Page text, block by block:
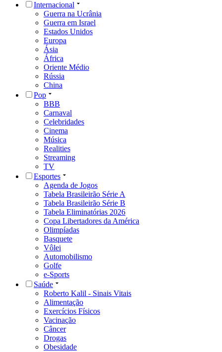
Internacional
Guerra na Ucrânia
Guerra em Israel
Estados Unidos
Europa
Ásia
África
Oriente Médio
Rússia
China
Pop
BBB
Carnaval
Celebridades
Cinema
Música
Realities
Streaming
TV
Esportes
Agenda de Jogos
Tabela Brasileirão Série A
Tabela Brasileirão Série B
Tabela Eliminatórias 2026
Copa Libertadores da América
Olimpíadas
Basquete
Vôlei
Automobilismo
Golfe
e-Sports
Saúde
Roberto Kalil - Sinais Vitais
Alimentação
Exercícios Físicos
Vacinação
Câncer
Drogas
Obesidade